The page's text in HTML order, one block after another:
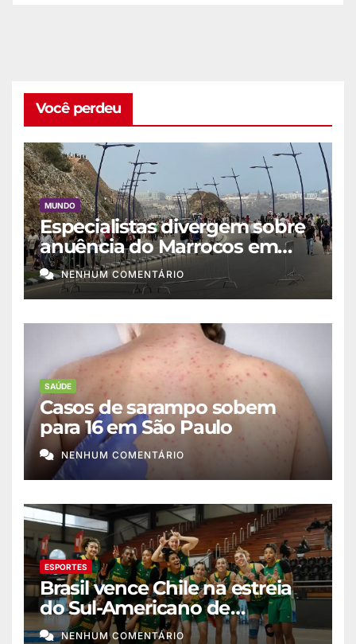
Você perdeu
MUNDO
Especialistas divergem sobre
anuência do Marrocos em
migração a Ceuta
NENHUM COMENTÁRIO
SAÚDE
Casos de sarampo sobem
para 16 em São Paulo
NENHUM COMENTÁRIO
ESPORTES
Brasil vence Chile na estreia
do Sul-Americano de
basquete feminino
NENHUM COMENTÁRIO